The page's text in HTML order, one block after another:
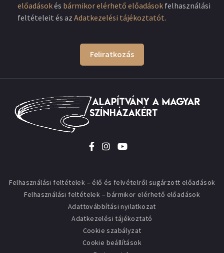
előadásokés bármikor elérhető előadások felhasználási
feltételeit és az Adatkezelési tájékoztatót.
Feliratkozás
Felhasználási feltételek – élő és felvételről sugárzott előadások
Felhasználási feltételek – bármikor elérhető előadások
Adattovábbítási nyilatkozat
Adatkezelési tájékoztató
Cookie szabályzat
Cookie beállítások